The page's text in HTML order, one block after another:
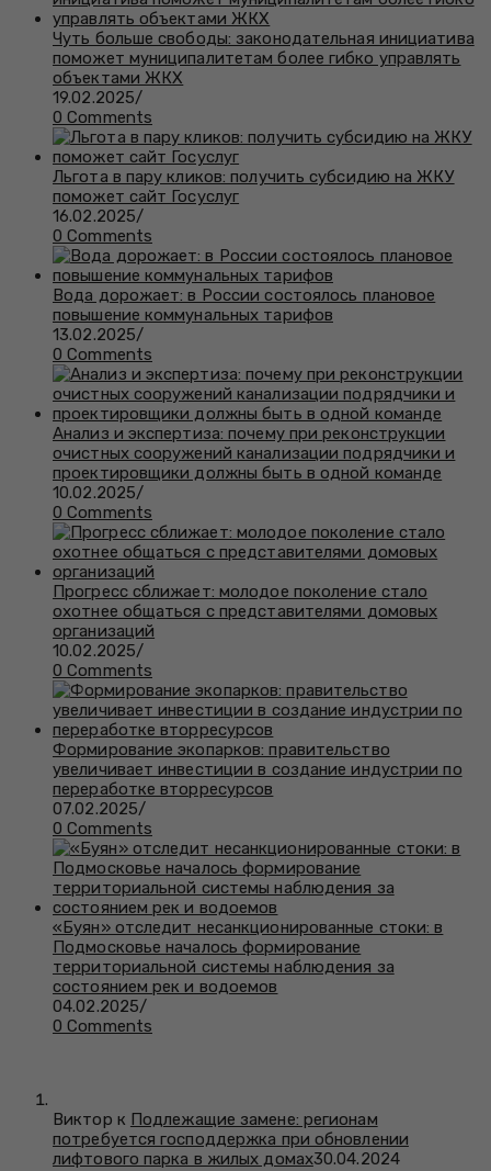
Чуть больше свободы: законодательная инициатива
поможет муниципалитетам более гибко управлять
объектами ЖКХ
19.02.2025/
0 Comments
Льгота в пару кликов: получить субсидию на ЖКУ
поможет сайт Госуслуг
16.02.2025/
0 Comments
Вода дорожает: в России состоялось плановое
повышение коммунальных тарифов
13.02.2025/
0 Comments
Анализ и экспертиза: почему при реконструкции
очистных сооружений канализации подрядчики и
проектировщики должны быть в одной команде
10.02.2025/
0 Comments
Прогресс сближает: молодое поколение стало
охотнее общаться с представителями домовых
организаций
10.02.2025/
0 Comments
Формирование экопарков: правительство
увеличивает инвестиции в создание индустрии по
переработке вторресурсов
07.02.2025/
0 Comments
«Буян» отследит несанкционированные стоки: в
Подмосковье началось формирование
территориальной системы наблюдения за
состоянием рек и водоемов
04.02.2025/
0 Comments
Виктор к Подлежащие замене: регионам
потребуется господдержка при обновлении
лифтового парка в жилых домах30.04.2024